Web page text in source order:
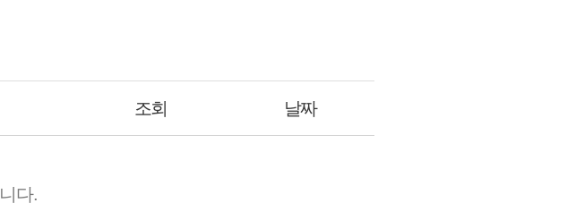
조회 날짜
다.